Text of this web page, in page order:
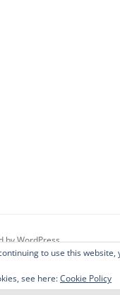
by WordPress
to use this
see here:Cookie Policy